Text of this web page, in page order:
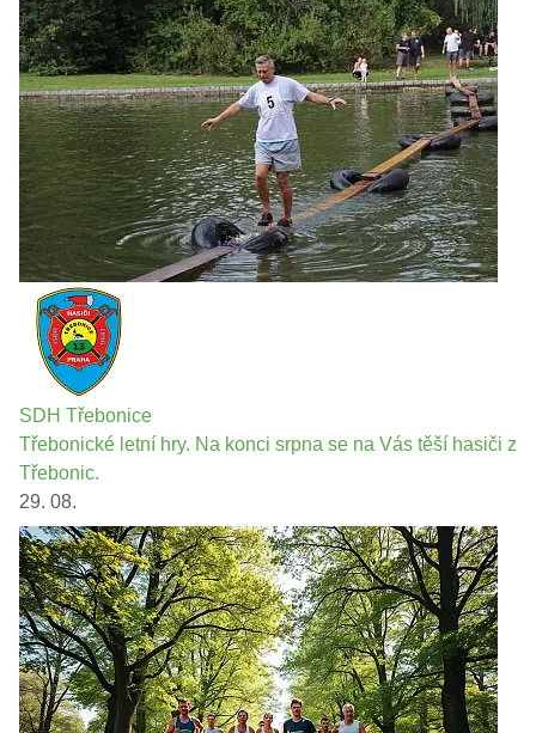
SDH Třebonice
Třebonické letní hry. Na konci srpna se na Vás těší hasiči z
Třebonic.
29. 08.